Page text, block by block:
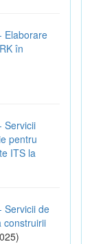
Elaborare
în
Servicii
pentru
ITS la
Servicii de
construirii